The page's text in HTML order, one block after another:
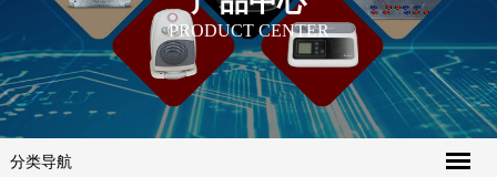
PRODUCT CENTER
分类导航